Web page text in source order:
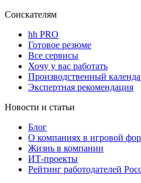
Соискателям
hh PRO
Готовое резюме
Все сервисы
Хочу у вас работать
Производственный
Экспертная рекомендация
Новости и статьи
Блог
О компаниях в игровой
Жизнь в компании
ИТ-проекты
Рейтинг работодателей